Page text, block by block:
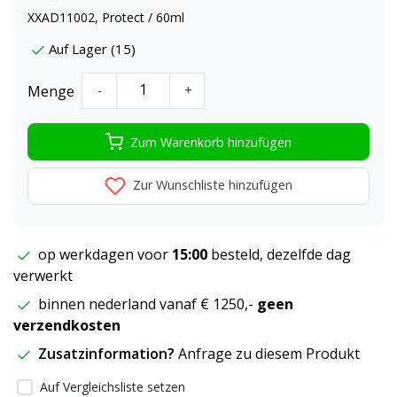
XXAD11002, Protect / 60ml
Auf Lager (15)
Menge - +
Zum Warenkorb hinzufügen
Zur Wunschliste hinzufügen
op werkdagen voor 15:00 besteld, dezelfde dag
verwerkt
binnen nederland vanaf € 1250,- geen
verzendkosten
Zusatzinformation? Anfrage zu diesem Produkt
Auf Vergleichsliste setzen